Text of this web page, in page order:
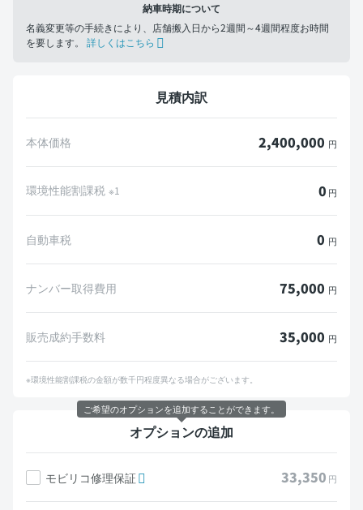
納車時期について
名義変更等の手続きにより、店舗搬入日から2週間～4週間程度お時間
を要します。 詳しくはこちら
見積内訳
本体価格 2,400,000 円
環境性能割課税 ※1 0 円
自動車税 0 円
ナンバー取得費用 75,000 円
販売成約手数料 35,000 円
※環境性能割課税の金額が数千円程度異なる場合がございます。
オプションの追加
モビリコ修理保証 33,350 円
ご希望のオプションを追加することができます。